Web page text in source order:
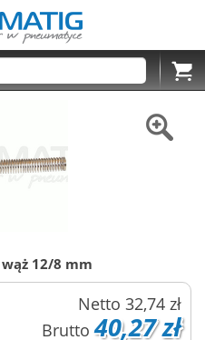
Cart
12/8 mm
Netto 32,74 zł
Brutto 40,27 zł